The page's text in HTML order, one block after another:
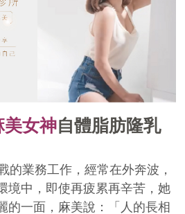
美女神自體脂肪隆乳
的業務工作，經常在外奔波，
境中，即使再疲累再辛苦，她
的一面，麻美說：「人的長相